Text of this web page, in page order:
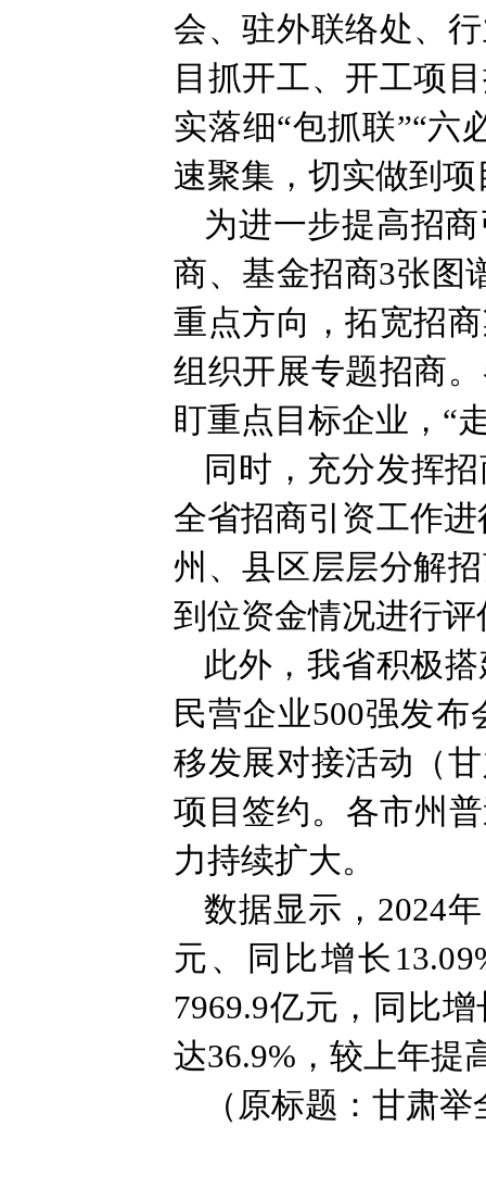
会、驻外联络处、
目抓开工、开工项
实落细“包抓联”“六
速聚集，切实做到项
为进一步提高招
商、基金招商3张图
重点方向，拓宽招
组织开展专题招商
盯重点目标企业，“
同时，充分发挥
全省招商引资工作
州、县区层层分解
到位资金情况进行评
此外，我省积极
民营企业500强发布
移发展对接活动（
项目签约。各市州
力持续扩大。
数据显示，2024
元、同比增长
7969.9亿元，同比
达36.9%，较上年提
（原标题：甘肃